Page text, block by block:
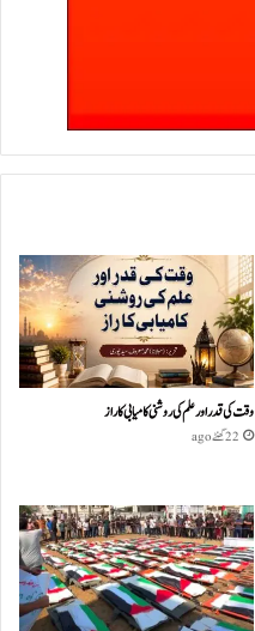
وقت کی قدر اور علم کی روشنی کامیابی کا راز
22 گھنٹے ago